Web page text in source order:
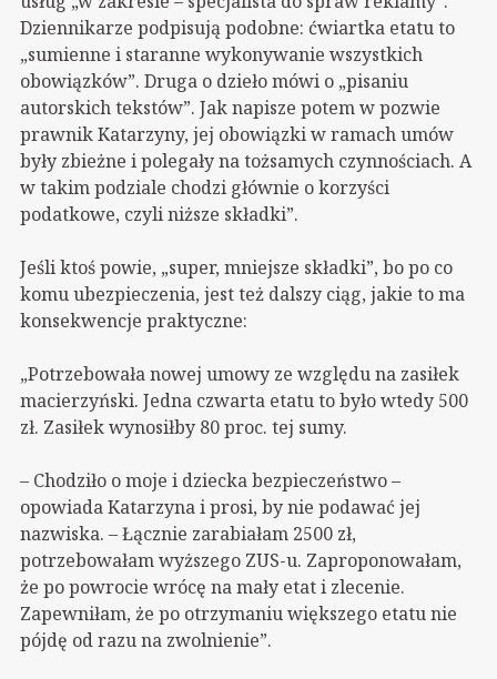
Dziennikarze podpisują podobne: ćwiartka etatu to
„sumienne i staranne wykonywanie wszystkich
obowiązków”. Druga o dzieło mówi o „pisaniu
autorskich tekstów”. Jak napisze potem w pozwie
prawnik Katarzyny, jej obowiązki w ramach umów
były zbieżne i polegały na tożsamych czynnościach. A
w takim podziale chodzi głównie o korzyści
podatkowe, czyli niższe składki”.
Jeśli ktoś powie, „super, mniejsze składki”, bo po co
komu ubezpieczenia, jest też dalszy ciąg, jakie to ma
konsekwencje praktyczne:
„Potrzebowała nowej umowy ze względu na zasiłek
macierzyński. Jedna czwarta etatu to było wtedy 500
zł. Zasiłek wynosiłby 80 proc. tej sumy.
– Chodziło o moje i dziecka bezpieczeństwo –
opowiada Katarzyna i prosi, by nie podawać jej
nazwiska. – Łącznie zarabiałam 2500 zł,
potrzebowałam wyższego ZUS-u. Zaproponowałam,
że po powrocie wrócę na mały etat i zlecenie.
Zapewniłam, że po otrzymaniu większego etatu nie
pójdę od razu na zwolnienie”.